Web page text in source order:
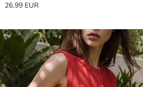
26.99 EUR